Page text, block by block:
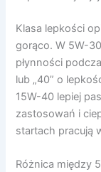
Klasa lepkości
gorąco. W 5W-
płynności
lub „40” o
15W-40 lepiej
zastosowań i
startach pracują
Różnica między